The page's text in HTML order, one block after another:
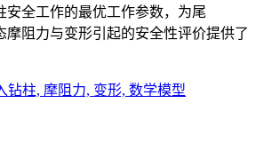
安全工作的最优工作参数，为尾
摩阻力与变形引起的安全性评价提供了
钻柱, 摩阻力, 变形, 数学模型